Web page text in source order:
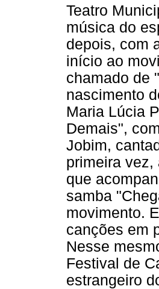
Teatro
música do
depois, com
início ao
chamado de
nascimento
Maria Lúcia
Demais",
Jobim,
primeira vez,
que
samba
movimento.
canções em
Nesse
Festival de
estrangeiro